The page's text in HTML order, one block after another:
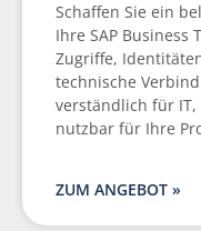
Schaffen Sie ein
Ihre SAP Business
Zugriffe,
technische
verständlich für
nutzbar für Ihre
ZUM ANGEBOT »